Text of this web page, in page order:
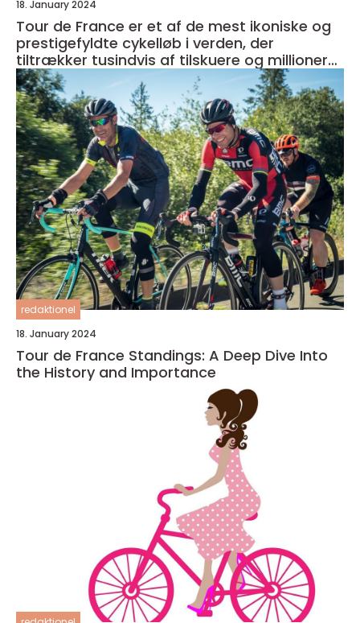
18. January 2024
Tour de France er et af de mest ikoniske og
prestigefyldte cykelløb i verden, der
tiltrækker tusindvis af tilskuere og millioner
af seere over hele kloden
redaktionel
18. January 2024
Tour de France Standings: A Deep Dive Into
the History and Importance